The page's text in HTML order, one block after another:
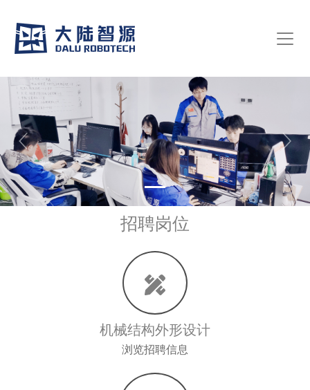
Previous Next
招聘岗位
机械结构外形设计
浏览招聘信息